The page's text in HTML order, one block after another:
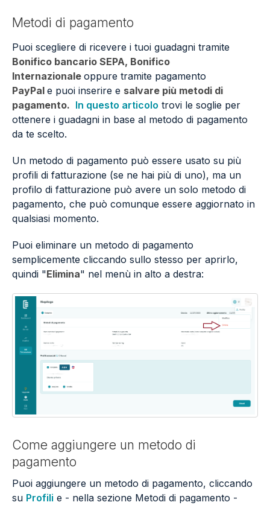
Metodi di pagamento
Puoi scegliere di ricevere i tuoi guadagni tramite
Bonifico bancario SEPA, Bonifico
Internazionale oppure tramite pagamento
PayPal e puoi inserire e salvare più metodi di
pagamento. In questo articolo trovi le soglie per
ottenere i guadagni in base al metodo di pagamento
da te scelto.
Un metodo di pagamento può essere usato su più
profili di fatturazione (se ne hai più di uno), ma un
profilo di fatturazione può avere un solo metodo di
pagamento, che può comunque essere aggiornato in
qualsiasi momento.
Puoi eliminare un metodo di pagamento
semplicemente cliccando sullo stesso per aprirlo,
quindi "Elimina" nel menù in alto a destra:
Come aggiungere un metodo di
pagamento
Puoi aggiungere un metodo di pagamento, cliccando
su Profili e - nella sezione Metodi di pagamento -